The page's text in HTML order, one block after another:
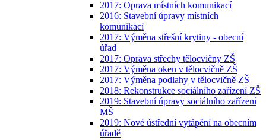
2017: Oprava místních komunikací
2016: Stavební úpravy místních
komunikací
2017: Výměna střešní krytiny - obecní
úřad
2017: Oprava střechy tělocvičny ZŠ
2017: Výměna oken v tělocvičně ZŠ
2017: Výměna podlahy v tělocvičně ZŠ
2018: Rekonstrukce sociálního zařízení ZŠ
2019: Stavební úpravy sociálního zařízení
MŠ
2019: Nové ústřední vytápění na obecním
úřadě